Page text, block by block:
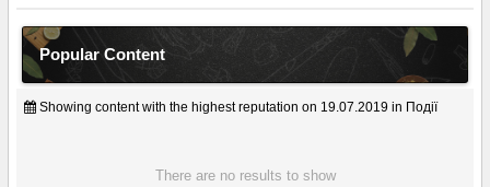
Popular Content
Showing content with the highest reputation on 19.07.2019 in Події
There are no results to show